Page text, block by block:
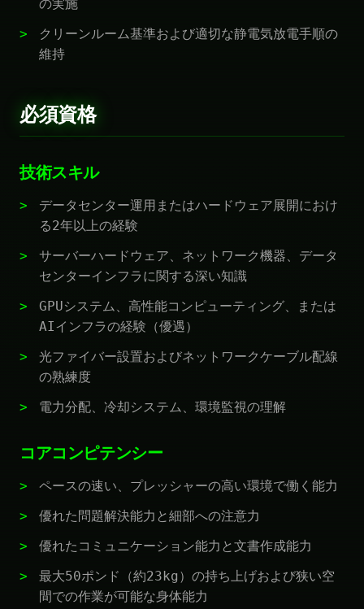
の実施
クリーンルーム基準および適切な静電気放電手順の
維持
必須資格
技術スキル
データセンター運用またはハードウェア展開におけ
る2年以上の経験
サーバーハードウェア、ネットワーク機器、データ
センターインフラに関する深い知識
GPUシステム、高性能コンピューティング、または
AIインフラの経験（優遇）
光ファイバー設置およびネットワークケーブル配線
の熟練度
電力分配、冷却システム、環境監視の理解
コアコンピテンシー
ペースの速い、プレッシャーの高い環境で働く能力
優れた問題解決能力と細部への注意力
優れたコミュニケーション能力と文書作成能力
最大50ポンド（約23kg）の持ち上げおよび狭い空
間での作業が可能な身体能力